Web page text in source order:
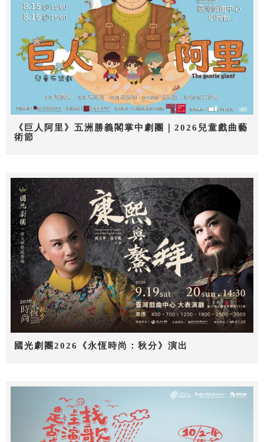
《巨人阿里》五洲勝義閣掌中劇團｜2026兒童戲曲藝
術節
國光劇團2026《永恆時尚：秋分》演出